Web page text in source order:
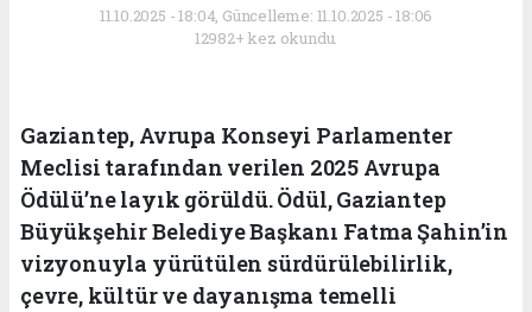
11.10.2025 - 18:04, Güncelleme: 11.10.2025 - 18:06
12982+ kez okundu.
Gaziantep, Avrupa Konseyi Parlamenter
Meclisi tarafından verilen 2025 Avrupa
Ödülü’ne layık görüldü. Ödül, Gaziantep
Büyükşehir Belediye Başkanı Fatma Şahin’in
vizyonuyla yürütülen sürdürülebilirlik,
çevre, kültür ve dayanışma temelli